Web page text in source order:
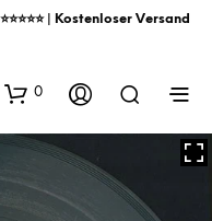
| Kostenloser Versand
0